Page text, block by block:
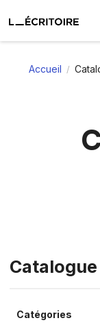
Accueil /
Catalogue
Catégories